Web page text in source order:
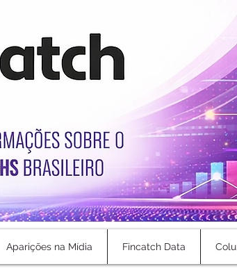
Aparições na Mídia Fincatch Data